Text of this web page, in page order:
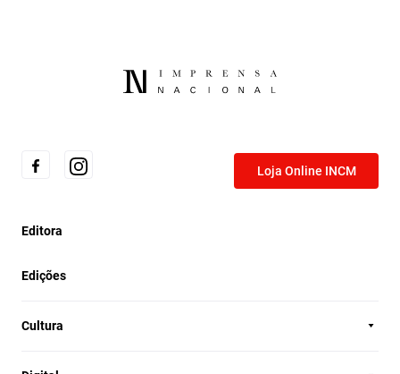
Loja Online INCM
Editora
Edições
Cultura